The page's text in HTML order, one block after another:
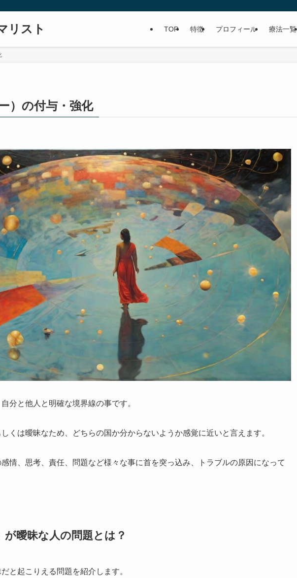
リスト TOP 特徴 プロフィール 療法一覧
）の付与・強化
分と他人と明確な境界線の事です。
くは曖昧なため、どちらの国か分からないようか感覚に近いと言えます。
情、思考、責任、問題など様々な事に首を突っ込み、トラブルの原因になって
曖昧な人の問題とは？
と起こりえる問題を紹介します。